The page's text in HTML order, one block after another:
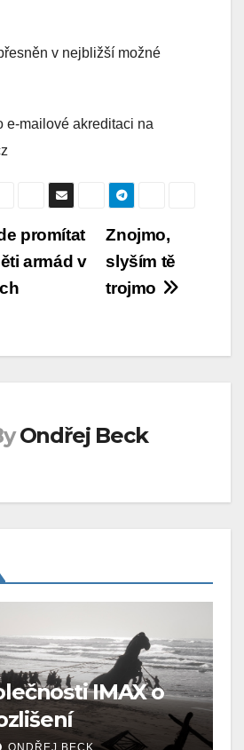
v nejbližší možné
e-mailové akreditaci na
Znojmo,
slyším tě
trojmo
promítat
armád v
Ondřej Beck
IMAX o
ONDŘEJ BECK